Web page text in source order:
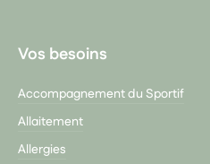
Vos besoins
Accompagnement du Sportif
Allaitement
Allergies